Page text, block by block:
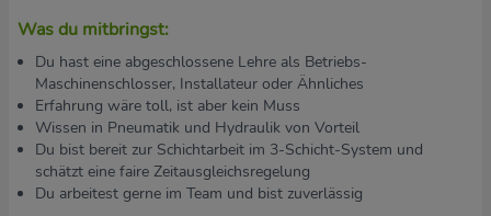
Was du mitbringst:
Du hast eine abgeschlossene Lehre als Betriebs-
Maschinenschlosser, Installateur oder Ähnliches
Erfahrung wäre toll, ist aber kein Muss
Wissen in Pneumatik und Hydraulik von Vorteil
Du bist bereit zur Schichtarbeit im 3-Schicht-System und
schätzt eine faire Zeitausgleichsregelung
Du arbeitest gerne im Team und bist zuverlässig